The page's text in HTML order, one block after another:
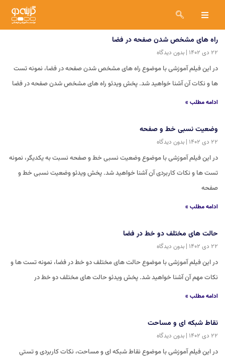
راه های مشخص شدن صفحه در فضا
۲۲ دی ۱۴۰۲ بدون دیدگاه
در این فیلم آموزشی با موضوع راه های مشخص شدن صفحه در فضا، نمونه تست
ها و نکات آن آشنا خواهید شد. پخش ویدئو راه های مشخص شدن صفحه در فضا
ادامه مطلب »
وضعیت نسبی خط و صفحه
۲۲ دی ۱۴۰۲ بدون دیدگاه
در این فیلم آموزشی با موضوع وضعیت نسبی خط و صفحه نسبت به یکدیگر، نمونه
تست ها و نکات کاربردی آن آشنا خواهید شد. پخش ویدئو وضعیت نسبی خط و
صفحه
ادامه مطلب »
حالت های مختلف دو خط در فضا
۲۲ دی ۱۴۰۲ بدون دیدگاه
در این فیلم آموزشی با موضوع حالت های مختلف دو خط در فضا، نمونه تست ها و
نکات مهم آن آشنا خواهید شد. پخش ویدئو حالت های مختلف دو خط در
ادامه مطلب »
نقاط شبکه ای و مساحت
۲۲ دی ۱۴۰۲ بدون دیدگاه
در این فیلم آموزشی با موضوع نقاط شبکه ای و مساحت، نکات کاربردی و تستی